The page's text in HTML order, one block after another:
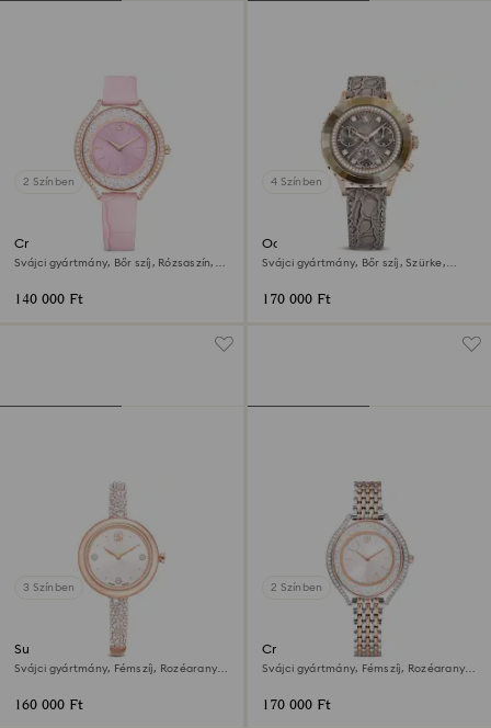
2 Színben
Crystalline aura óra
Svájci gyártmány, Bőr szíj, Rózsaszín,
140 000 Ft
4 Színben
Octea chrono óra
Svájci gyártmány, Bőr szíj, Szürke,
170 000 Ft
3 Színben
Sublima bangle óra
Svájci gyártmány, Fémszíj, Rozéarany
160 000 Ft
2 Színben
Crystalline aura óra
Svájci gyártmány, Fémszíj, Rozéarany
170 000 Ft